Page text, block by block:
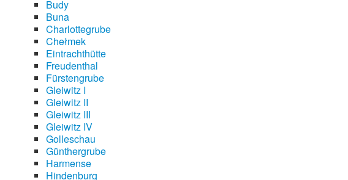
Budy
Buna
Charlottegrube
Chełmek
Eintrachthütte
Freudenthal
Fürstengrube
Gleiwitz I
Gleiwitz II
Gleiwitz III
Gleiwitz IV
Golleschau
Günthergrube
Harmense
Hindenburg